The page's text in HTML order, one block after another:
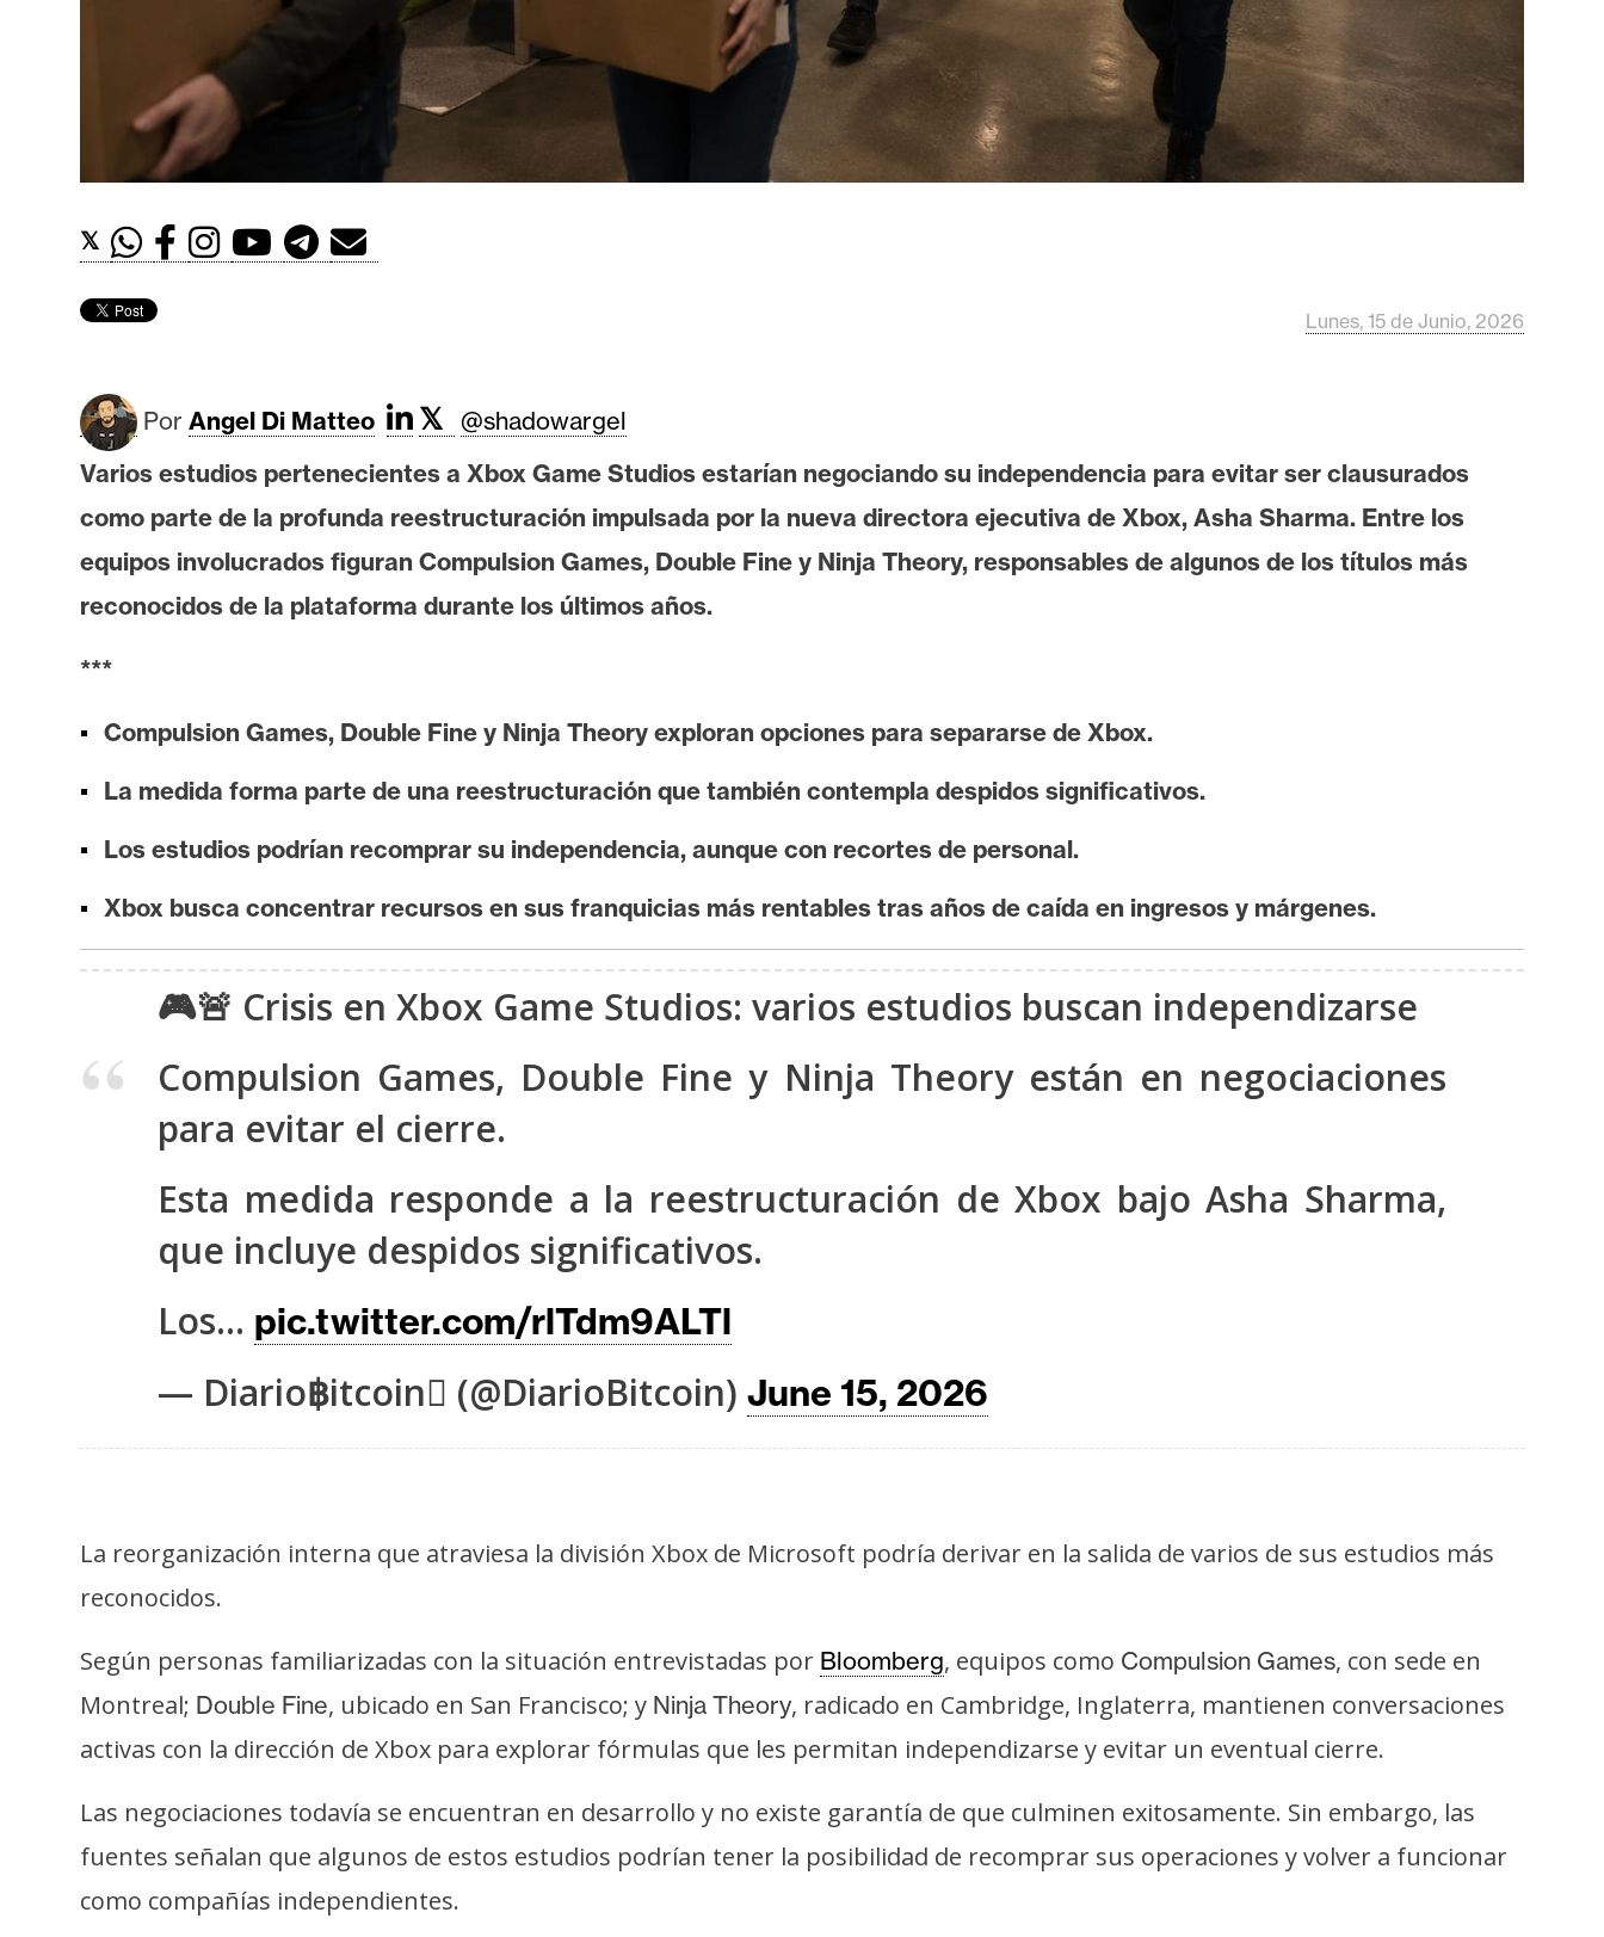
u
I
A
n
á
l
i
N
t
s
P
n
s
e
o
o
t
a
c
𝕏
Lunes, 15 de Junio, 2026
Por Angel Di Matteo 𝕏 @shadowargel
Varios estudios pertenecientes a Xbox Game Studios estarían negociando su independencia para evitar ser clausurados
como parte de la profunda reestructuración impulsada por la nueva directora ejecutiva de Xbox, Asha Sharma. Entre los
equipos involucrados figuran Compulsion Games, Double Fine y Ninja Theory, responsables de algunos de los títulos más
reconocidos de la plataforma durante los últimos años.
***
Compulsion Games, Double Fine y Ninja Theory exploran opciones para separarse de Xbox.
La medida forma parte de una reestructuración que también contempla despidos significativos.
Los estudios podrían recomprar su independencia, aunque con recortes de personal.
Xbox busca concentrar recursos en sus franquicias más rentables tras años de caída en ingresos y márgenes.
🎮🚨 Crisis en Xbox Game Studios: varios estudios buscan independizarse
Compulsion Games, Double Fine y Ninja Theory están en negociaciones
para evitar el cierre.
Esta medida responde a la reestructuración de Xbox bajo Asha Sharma,
que incluye despidos significativos.
Los… pic.twitter.com/rlTdm9ALTl
— Diario฿itcoin (@DiarioBitcoin) June 15, 2026
La reorganización interna que atraviesa la división Xbox de Microsoft podría derivar en la salida de varios de sus estudios más
reconocidos.
Según personas familiarizadas con la situación entrevistadas por Bloomberg, equipos como Compulsion Games, con sede en
Montreal; Double Fine, ubicado en San Francisco; y Ninja Theory, radicado en Cambridge, Inglaterra, mantienen conversaciones
activas con la dirección de Xbox para explorar fórmulas que les permitan independizarse y evitar un eventual cierre.
Las negociaciones todavía se encuentran en desarrollo y no existe garantía de que culminen exitosamente. Sin embargo, las
fuentes señalan que algunos de estos estudios podrían tener la posibilidad de recomprar sus operaciones y volver a funcionar
como compañías independientes.